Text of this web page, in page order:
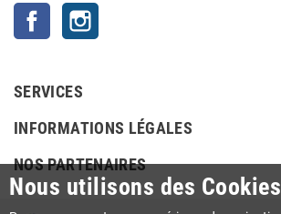
Facebook
SERVICES
INFORMATIONS LÉGALES
NOS PARTENAIRES
Nous utilisons des Cookies